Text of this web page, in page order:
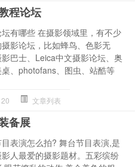
程论坛
有哪些 在摄影领域里，有不少
影论坛，比如蜂鸟、色影无
巴士、Leica中文摄影论坛、奥
、photofans、图虫、站酷等
文章列表
备展
表演怎么拍? 舞台节目表演,是
人最爱的摄影题材。五彩缤纷